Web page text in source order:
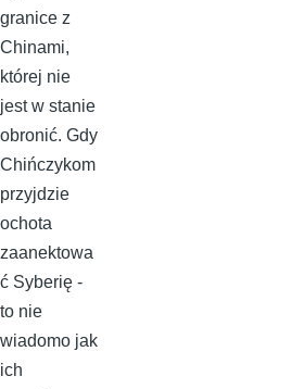
granice z
Chinami,
której nie
jest w stanie
obronić. Gdy
Chińczykom
przyjdzie
ochota
zaanektowa
ć Syberię -
to nie
wiadomo jak
ich